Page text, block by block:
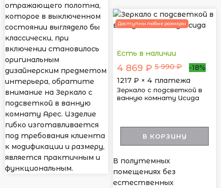
отражающего полотна,
которое в выключенном
состоянии выглядело бы
классически, при
включении становилось
оригинальным
дизайнерским предметом
интерьера, обратите
внимание на Зеркало с
подсветкой в ванную
комнату Арес. Изделие
гибко изготавливается
под требования клиента
к модификации и размеру,
является практичным и
функциональным.
Доступны любые размеры
Есть в наличии
4 869 ₽ 5 990 ₽
-18%
1217 ₽ × 4 платежа
Зеркало с подсветкой в
ванную комнату Исида
В КОРЗИНУ
В полутемных
помещениях без
естественных